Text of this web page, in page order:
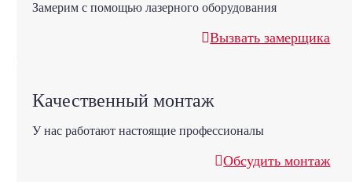
Замерим с помощью лазерного оборудования
Вызвать замерщика
Качественный монтаж
У нас работают настоящие профессионалы
Обсудить монтаж